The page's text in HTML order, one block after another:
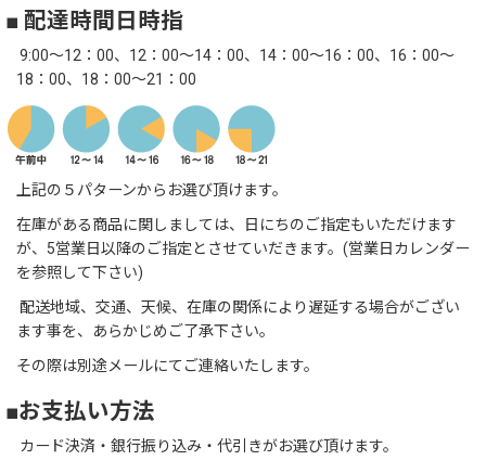
■ 配達時間日時指
9:00～12：00、12：00～14：00、14：00～16：00、16：00～
18：00、18：00～21：00
上記の５パターンからお選び頂けます。
在庫がある商品に関しましては、日にちのご指定もいただけます
が、5営業日以降のご指定とさせていだきます。(営業日カレンダー
を参照して下さい)
配送地域、交通、天候、在庫の関係により遅延する場合がござい
ます事を、あらかじめご了承下さい。
その際は別途メールにてご連絡いたします。
■お支払い方法
カード決済・銀行振り込み・代引きがお選び頂けます。